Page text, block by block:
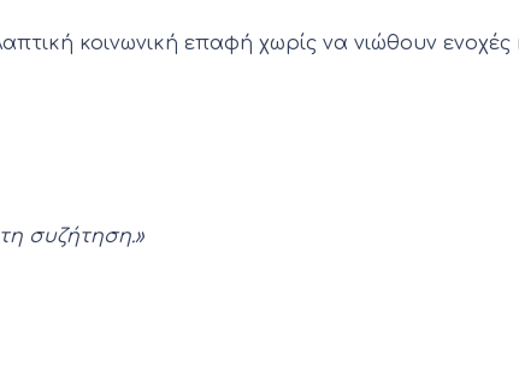
κοινωνική επαφή χωρίς να νιώθουν ενοχές ή
συζήτηση.»